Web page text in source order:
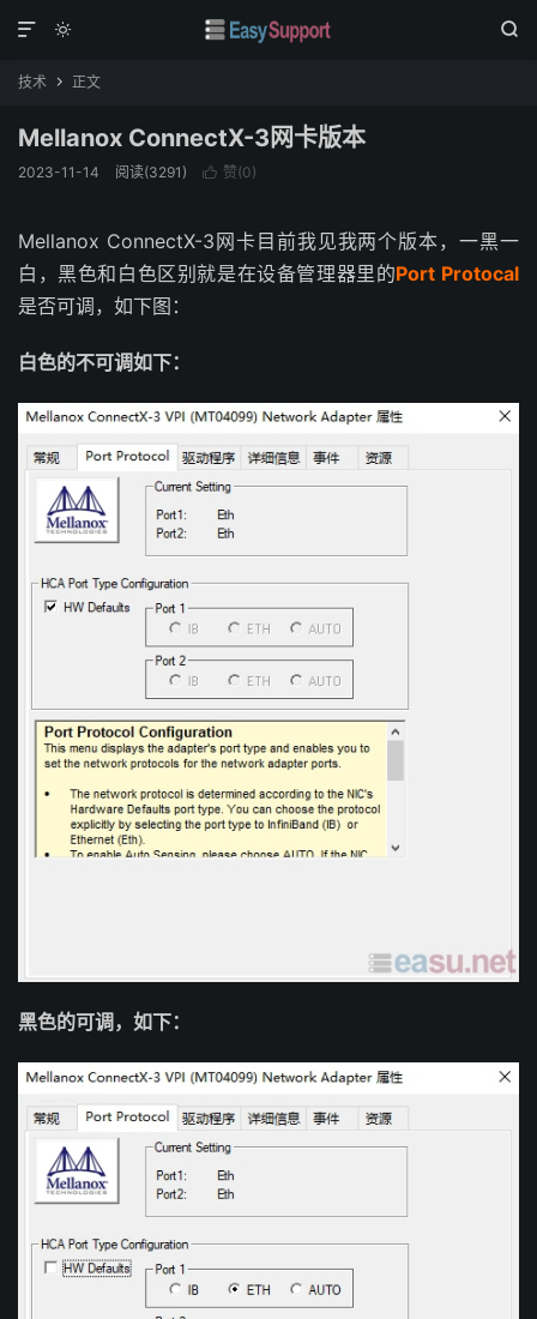
 

技术  正文
Mellanox ConnectX-3网卡版本
2023-11-14 阅读(3291)  赞(0)
Mellanox ConnectX-3网卡目前我见我两个版本，一黑一
白，黑色和白色区别就是在设备管理器里的Port Protocal
是否可调，如下图：
白色的不可调如下：
黑色的可调，如下：